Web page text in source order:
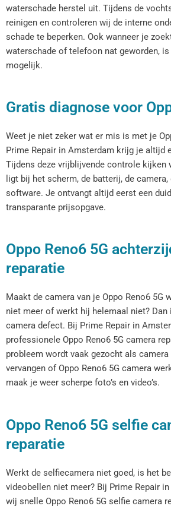
waterschade herstel uit. Tijdens de
reinigen en controleren wij de interne
schade te beperken. Ook wanneer je
waterschade of telefoon nat geworden,
mogelijk.
Gratis diagnose voor
Weet je niet zeker wat er mis is met je
Prime Repair in Amsterdam krijg je altijd
Tijdens deze vrijblijvende controle kijken
ligt bij het scherm, de batterij, de
software. Je ontvangt altijd eerst een
transparante prijsopgave.
Oppo Reno6 5G
reparatie
Maakt de camera van je Oppo Reno6 5G
niet meer of werkt hij helemaal niet? Dan
camera defect. Bij Prime Repair in
professionele Oppo Reno6 5G camera
probleem wordt vaak gezocht als
vervangen of Oppo Reno6 5G camera
maak je weer scherpe foto’s en video’s.
Oppo Reno6 5G selfie
reparatie
Werkt de selfiecamera niet goed, is het
videobellen niet meer? Bij Prime Repair
wij snelle Oppo Reno6 5G selfie camera